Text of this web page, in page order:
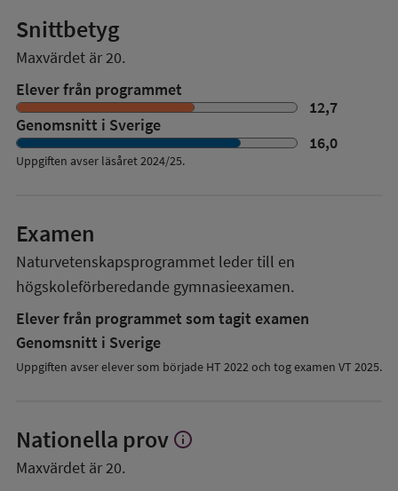
Snittbetyg
Maxvärdet är 20.
Elever från programmet
12,7
Genomsnitt i Sverige
16,0
Uppgiften avser läsåret2024/25.
Examen
Naturvetenskapsprogrammet leder till en
högskoleförberedande gymnasieexamen.
Elever från programmet som tagit examen
Genomsnitt i Sverige
Uppgiften avser elever som började HT 2022 och tog examen VT 2025.
Nationella prov Visa
info
Maxvärdet är 20.